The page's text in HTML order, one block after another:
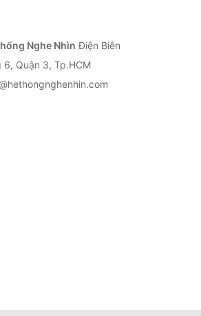
Nghe Nhìn Điện Biên
6, Quận 3, Tp.HCM